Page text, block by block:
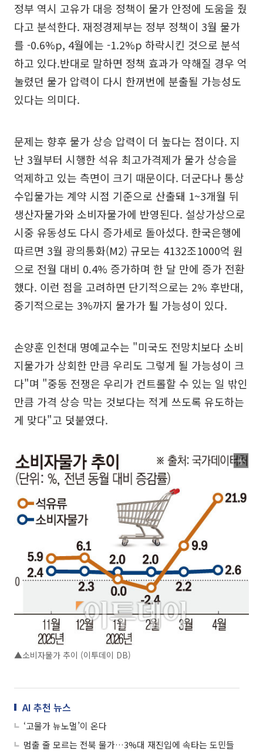
정부 역시 고유가 대응 정책이 물가 안정에 도움을 줬
다고 분석한다. 재정경제부는 정부 정책이 3월 물가
를 -0.6%p, 4월에는 -1.2%p 하락시킨 것으로 분석
하고 있다.반대로 말하면 정책 효과가 약해질 경우 억
눌렸던 물가 압력이 다시 한꺼번에 분출될 가능성도
있다는 의미다.
문제는 향후 물가 상승 압력이 더 높다는 점이다. 지
난 3월부터 시행한 석유 최고가격제가 물가 상승을
억제하고 있는 측면이 크기 때문이다. 더군다나 통상
수입물가는 계약 시점 기준으로 산출돼 1~3개월 뒤
생산자물가와 소비자물가에 반영된다. 설상가상으로
시중 유동성도 다시 증가세로 돌아섰다. 한국은행에
따르면 3월 광의통화(M2) 규모는 4132조1000억 원
으로 전월 대비 0.4% 증가하며 한 달 만에 증가 전환
했다. 이런 점을 고려하면 단기적으로는 2% 후반대,
중기적으로는 3%까지 물가가 튈 가능성이 있다.
손양훈 인천대 명예교수는 "미국도 전망치보다 소비
지물가가 상회한 만큼 우리도 그렇게 될 가능성이 크
다"며 "중동 전쟁은 우리가 컨트롤할 수 있는 일 밖인
만큼 가격 상승 막는 것보다는 적게 쓰도록 유도하는
게 맞다"고 덧붙였다.
▲소비자물가 추이 (이투데이 DB)
AI 추천 뉴스
‘고물가 뉴노멀’이 온다
멈출 줄 모르는 전북 물가…3%대 재진입에 속타는 도민들